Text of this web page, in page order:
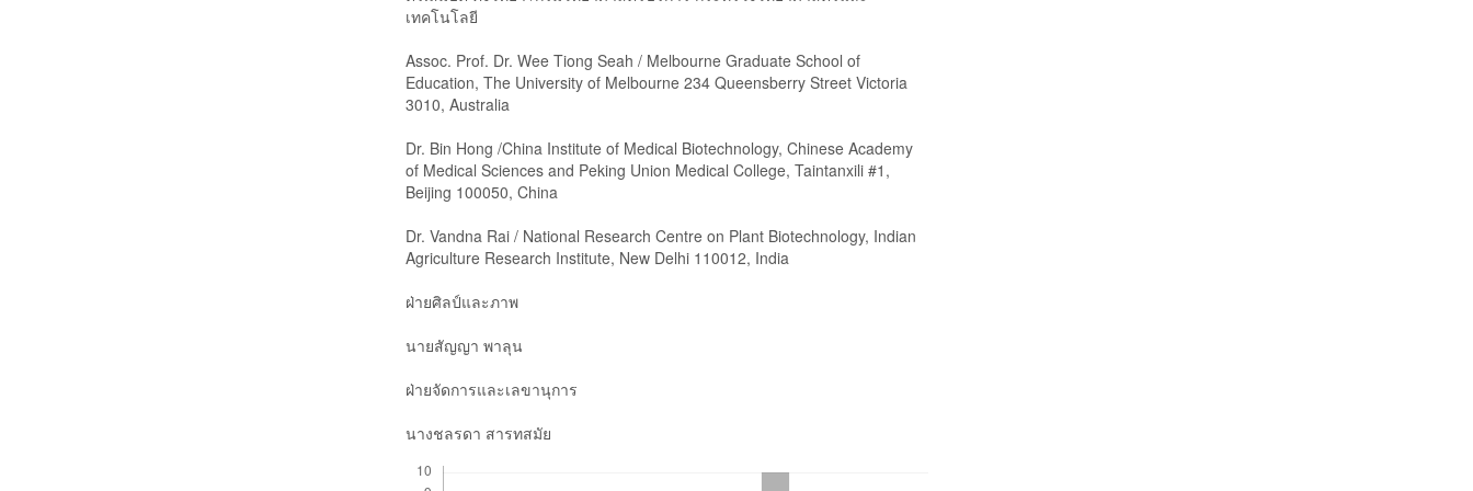
เทคโนโลยี
Assoc. Prof. Dr. Wee Tiong Seah / Melbourne Graduate School of
Education, The University of Melbourne 234 Queensberry Street Victoria
3010, Australia
Dr. Bin Hong /China Institute of Medical Biotechnology, Chinese Academy
of Medical Sciences and Peking Union Medical College, Taintanxili #1,
Beijing 100050, China
Dr. Vandna Rai / National Research Centre on Plant Biotechnology, Indian
Agriculture Research Institute, New Delhi 110012, India
ฝ่ายศิลป์และภาพ
นายสัญญา พาลุน
ฝ่ายจัดการและเลขานุการ
นางชลรดา สารทสมัย